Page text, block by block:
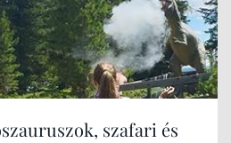
szafari és